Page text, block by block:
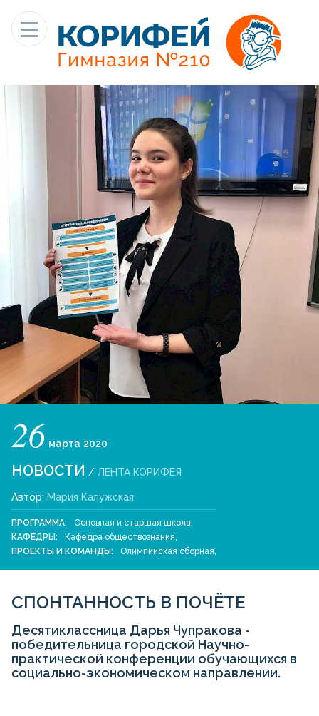
26 марта 2020
НОВОСТИ / ЛЕНТА КОРИФЕЯ
Автор: Мария Калужская
ПРОГРАММА: Основная и старшая школа,
КАФЕДРЫ:
Кафедра обществознания,
ПРОЕКТЫ И КОМАНДЫ:
Олимпийская сборная,
СПОНТАННОСТЬ В ПОЧЁТЕ
Десятиклассница Дарья Чупракова -
победительница городской Научно-
практической конференции обучающихся в
социально-экономическом направлении.